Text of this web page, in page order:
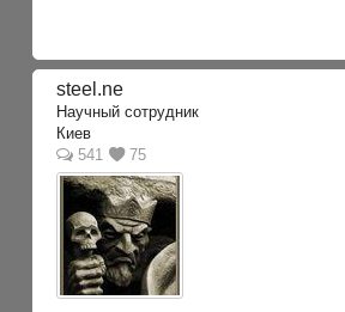
steel.ne
Научный сотрудник
Киев
541
75